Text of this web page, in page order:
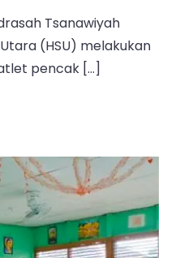
Tsanawiyah
(HSU) melakukan
pencak […]